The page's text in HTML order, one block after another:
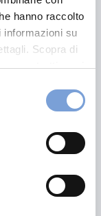
hanno raccolto
informazioni su
Scopra di
come trattiamo i
"Informativa